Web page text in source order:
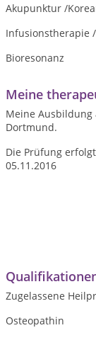
Akupunktur /
Infusionstherapie
Bioresonanz
Meine
Meine Ausbildung
Dortmund.
Die Prüfung
05.11.2016
Zugelassene
Osteopathin